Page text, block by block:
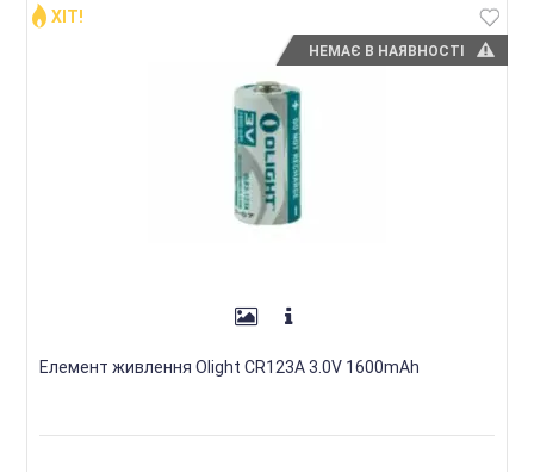
НЕМАЄ В НАЯВНОСТІ
ХІТ!
Елемент живлення Olight CR123A 3.0V 1600mAh